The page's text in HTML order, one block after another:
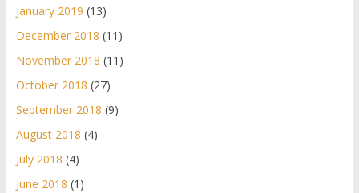
January 2019 (13)
December 2018 (11)
November 2018 (11)
October 2018 (27)
September 2018 (9)
August 2018 (4)
July 2018 (4)
June 2018 (1)